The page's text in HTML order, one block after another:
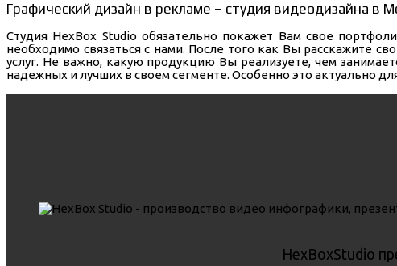
Графический дизайн в рекламе – студия видеодизайна в
Студия HexBox Studio обязательно покажет Вам свое
необходимо связаться с нами. После того как Вы расскажите
услуг. Не важно, какую продукцию Вы реализуете, чем
надежных и лучших в своем сегменте. Особенно это актуально
HexBoxStudio